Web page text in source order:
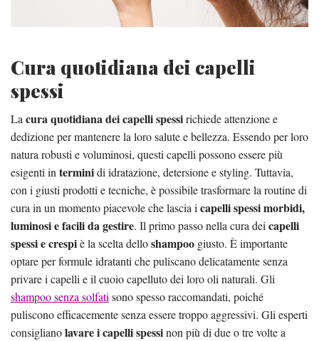
Cura quotidiana dei capelli
spessi
La cura quotidiana dei capelli spessirichiede attenzione e
dedizione per mantenere la loro salute e bellezza. Essendo per loro
natura robusti e voluminosi, questi capelli possono essere più
esigenti in terminidi idratazione, detersione e styling. Tuttavia,
con i giusti prodotti e tecniche, è possibile trasformare la routine di
cura in un momento piacevole che lascia i capelli spessi morbidi,
luminosi e facili da gestire. Il primo passo nella cura dei capelli
spessi e crespiè la scelta delloshampoo giusto. È importante
optare per formule idratanti che puliscano delicatamente senza
privare i capelli e il cuoio capelluto dei loro oli naturali. Gli
shampoo senza solfati sono spesso raccomandati, poiché
puliscono efficacemente senza essere troppo aggressivi. Gli esperti
consiglianolavare i capelli spessinon più di due o tre volte a